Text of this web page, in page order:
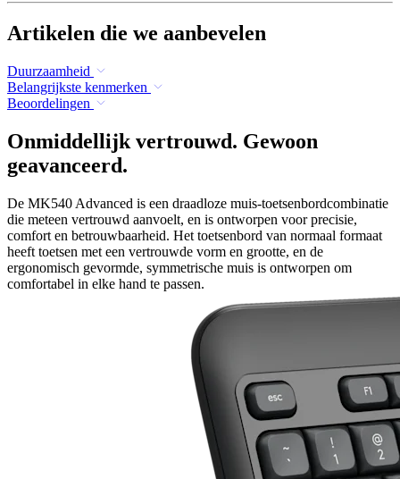
Artikelen die we aanbevelen
Duurzaamheid
Belangrijkste kenmerken
Beoordelingen
Onmiddellijk vertrouwd. Gewoon
geavanceerd.
De MK540 Advanced is een draadloze muis-toetsenbordcombinatie
die meteen vertrouwd aanvoelt, en is ontworpen voor precisie,
comfort en betrouwbaarheid. Het toetsenbord van normaal formaat
heeft toetsen met een vertrouwde vorm en grootte, en de
ergonomisch gevormde, symmetrische muis is ontworpen om
comfortabel in elke hand te passen.